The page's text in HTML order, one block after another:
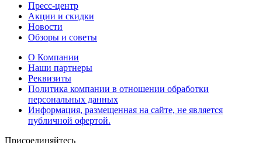
Пресс-центр
Акции и скидки
Новости
Обзоры и советы
О Компании
Наши партнеры
Реквизиты
Политика компании в отношении обработки
персональных данных
Информация, размещенная на сайте, не является
публичной офертой.
Присоединяйтесь